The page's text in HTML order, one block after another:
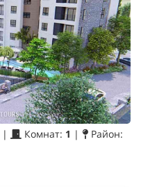
| Комнат: 1 |
Район: